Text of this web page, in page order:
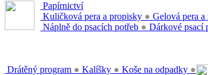
Papírnictví
Kuličková pera a propisky ● Gelová pera
Náplně do psacích potřeb ● Dárkové psací
Drátěný program ● Kalíšky ● Koše na odpadky ●